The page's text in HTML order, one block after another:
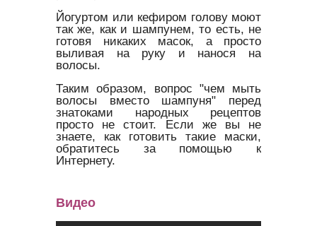
Йогуртом или кефиром голову моют
так же, как и шампунем, то есть, не
готовя никаких масок, а просто
выливая на руку и нанося на
волосы.
Таким образом, вопрос "чем мыть
волосы вместо шампуня" перед
знатоками народных рецептов
просто не стоит. Если же вы не
знаете, как готовить такие маски,
обратитесь за помощью к
Интернету.
Видео